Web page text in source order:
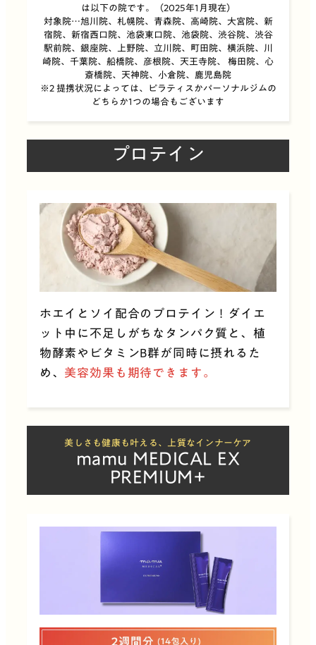
は以下の院です。（2025年1月現在）
対象院…旭川院、札幌院、青森院、高崎院、大宮院、新
宿院、新宿西口院、池袋東口院、池袋院、渋谷院、渋谷
駅前院、銀座院、上野院、立川院、町田院、横浜院、川
崎院、千葉院、船橋院、彦根院、天王寺院、 梅田院、心
斎橋院、天神院、小倉院、鹿児島院
※2 提携状況によっては、ピラティスかパーソナルジムの
どちらか1つの場合もございます
プロテイン
ホエイとソイ配合のプロテイン！ダイエ
ット中に不足しがちなタンパク質と、植
物酵素やビタミンB群が同時に摂れるた
め、 美容効果も期待できます。
美しさも健康も叶える、上質なインナーケア
mamu MEDICAL EX
PREMIUM+